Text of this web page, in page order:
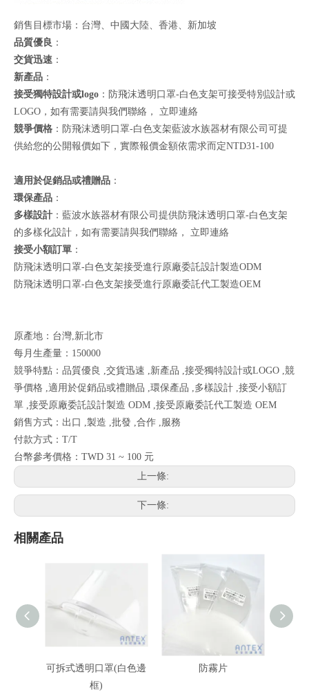
銷售目標市場：台灣、中國大陸、香港、新加坡
品質優良 ：
交貨迅速 ：
新產品 ：
接受獨特設計或logo ：防飛沫透明口罩-白色支架可接受特別設計或
LOGO，如有需要請與我們聯絡， 立即連絡
競爭價格 ：防飛沫透明口罩-白色支架藍波水族器材有限公司可提
供給您的公開報價如下，實際報價金額依需求而定NTD31-100
適用於促銷品或禮贈品 ：
環保產品 ：
多樣設計 ：藍波水族器材有限公司提供防飛沫透明口罩-白色支架
的多樣化設計，如有需要請與我們聯絡， 立即連絡
接受小額訂單 ：
防飛沫透明口罩-白色支架接受進行原廠委託設計製造ODM
防飛沫透明口罩-白色支架接受進行原廠委託代工製造OEM
原產地：台灣,新北市
每月生產量：150000
競爭特點：品質優良 ,交貨迅速 ,新產品 ,接受獨特設計或LOGO ,競
爭價格 ,適用於促銷品或禮贈品 ,環保產品 ,多樣設計 ,接受小額訂
單 ,接受原廠委託設計製造 ODM ,接受原廠委託代工製造 OEM
銷售方式：出口 ,製造 ,批發 ,合作 ,服務
付款方式：T/T
台幣參考價格：TWD 31 ~ 100 元
上一條:
下一條:
相關產品
可拆式透明口罩(白色邊
框)
防霧片